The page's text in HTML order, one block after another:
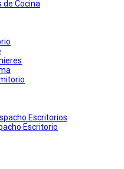
de Cocina
Escritorios
Escritorio